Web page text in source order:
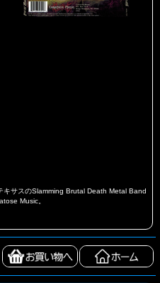
キサスのSlamming Brutal Death Metal Band
Music。